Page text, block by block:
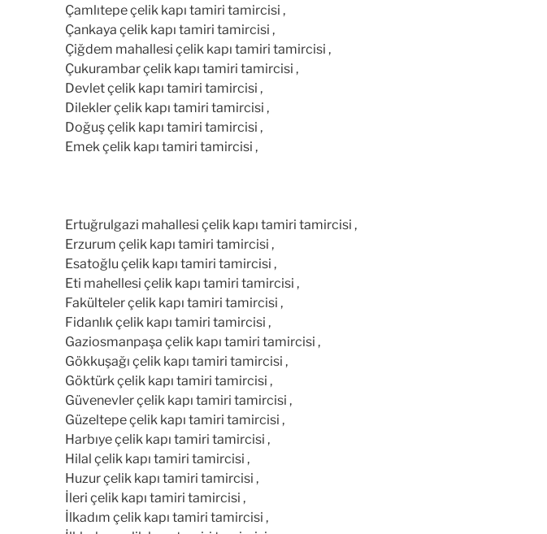
Çamlıtepe çelik kapı tamiri tamircisi ,
Çankaya çelik kapı tamiri tamircisi ,
Çiğdem mahallesi çelik kapı tamiri tamircisi ,
Çukurambar çelik kapı tamiri tamircisi ,
Devlet çelik kapı tamiri tamircisi ,
Dilekler çelik kapı tamiri tamircisi ,
Doğuş çelik kapı tamiri tamircisi ,
Emek çelik kapı tamiri tamircisi ,
Ertuğrulgazi mahallesi çelik kapı tamiri tamircisi ,
Erzurum çelik kapı tamiri tamircisi ,
Esatoğlu çelik kapı tamiri tamircisi ,
Eti mahellesi çelik kapı tamiri tamircisi ,
Fakülteler çelik kapı tamiri tamircisi ,
Fidanlık çelik kapı tamiri tamircisi ,
Gaziosmanpaşa çelik kapı tamiri tamircisi ,
Gökkuşağı çelik kapı tamiri tamircisi ,
Göktürk çelik kapı tamiri tamircisi ,
Güvenevler çelik kapı tamiri tamircisi ,
Güzeltepe çelik kapı tamiri tamircisi ,
Harbıye çelik kapı tamiri tamircisi ,
Hilal çelik kapı tamiri tamircisi ,
Huzur çelik kapı tamiri tamircisi ,
İleri çelik kapı tamiri tamircisi ,
İlkadım çelik kapı tamiri tamircisi ,